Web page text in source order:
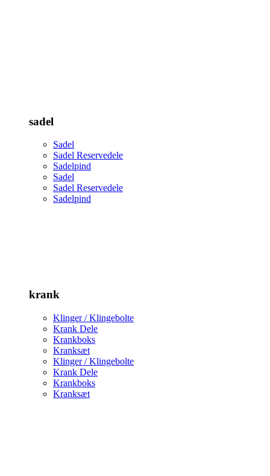
sadel
Sadel
Sadel Reservedele
Sadelpind
Sadel
Sadel Reservedele
Sadelpind
krank
Klinger / Klingebolte
Krank Dele
Krankboks
Kranksæt
Klinger / Klingebolte
Krank Dele
Krankboks
Kranksæt